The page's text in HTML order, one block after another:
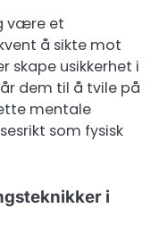
være et
å sikte mot
skape usikkerhet i
dem til å tvile på
mentale
som fysisk
i